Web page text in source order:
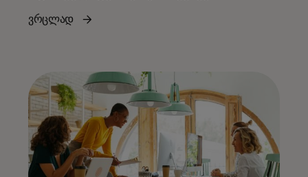
ვრცლად